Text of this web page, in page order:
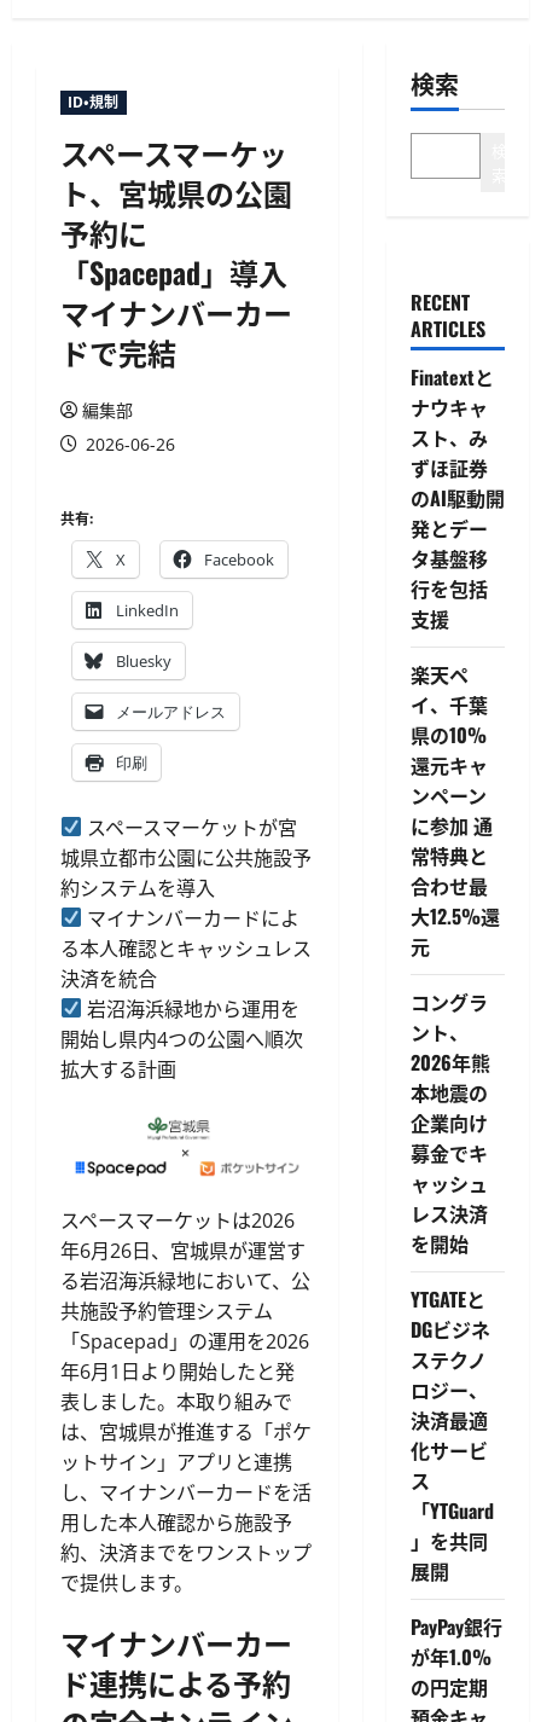
ID・規制
スペースマーケッ
ト、宮城県の公園
予約に
「Spacepad」導入
マイナンバーカー
ドで完結
編集部
2026-06-26
共有:
X Facebook
LinkedIn
Bluesky
メールアドレス
印刷
スペースマーケットが宮
城県立都市公園に公共施設予
約システムを導入
マイナンバーカードによ
る本人確認とキャッシュレス
決済を統合
岩沼海浜緑地から運用を
開始し県内4つの公園へ順次
拡大する計画
スペースマーケットは2026
年6月26日、宮城県が運営す
る岩沼海浜緑地において、公
共施設予約管理システム
「Spacepad」の運用を2026
年6月1日より開始したと発
表しました。本取り組みで
は、宮城県が推進する「ポケ
ットサイン」アプリと連携
し、マイナンバーカードを活
用した本人確認から施設予
約、決済までをワンストップ
で提供します。
マイナンバーカー
ド連携による予約
検索
RECENT
ARTICLES
Finatextと
ナウキャ
スト、み
ずほ証券
のAI駆動開
発とデー
タ基盤移
行を包括
支援
楽天ペ
イ、千葉
県の10%
還元キャ
ンペーン
に参加 通
常特典と
合わせ最
大12.5%還
元
コングラ
ント、
2026年熊
本地震の
企業向け
募金でキ
ャッシュ
レス決済
を開始
YTGATEと
DGビジネ
ステクノ
ロジー、
決済最適
化サービ
ス
「YTGuard
」を共同
展開
PayPay銀行
が年1.0%
の円定期